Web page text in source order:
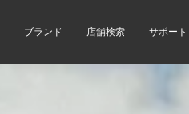
ブランド 店舗検索 サポート